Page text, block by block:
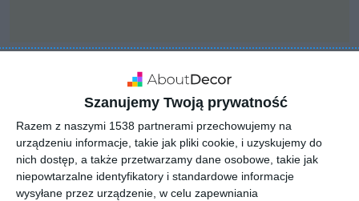
Szanujemy Twoją prywatność
Razem z naszymi 1538 partnerami przechowujemy na
urządzeniu informacje, takie jak pliki cookie, i uzyskujemy do
nich dostęp, a także przetwarzamy dane osobowe, takie jak
niepowtarzalne identyfikatory i standardowe informacje
wysyłane przez urządzenie, w celu zapewniania
INSPIRACJA
Pokój dziecięcy z białym
kolorem ścian, łóżkiem,
komodą oraz szafką na
zabawki i książki